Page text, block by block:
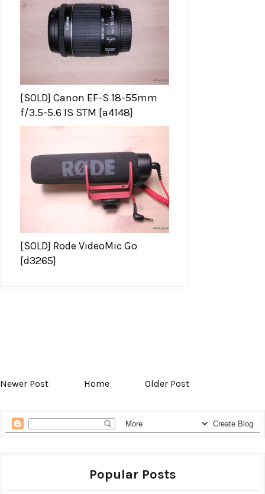
[SOLD] Canon EF-S 18-55mm
f/3.5-5.6 IS STM [a4148]
[SOLD] Rode VideoMic Go
[d3265]
Newer Post Home Older Post
Popular Posts